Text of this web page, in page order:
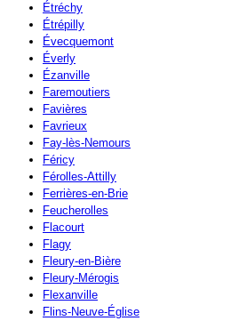
Étréchy
Étrépilly
Évecquemont
Éverly
Ézanville
Faremoutiers
Favières
Favrieux
Fay-lès-Nemours
Féricy
Férolles-Attilly
Ferrières-en-Brie
Feucherolles
Flacourt
Flagy
Fleury-en-Bière
Fleury-Mérogis
Flexanville
Flins-Neuve-Église